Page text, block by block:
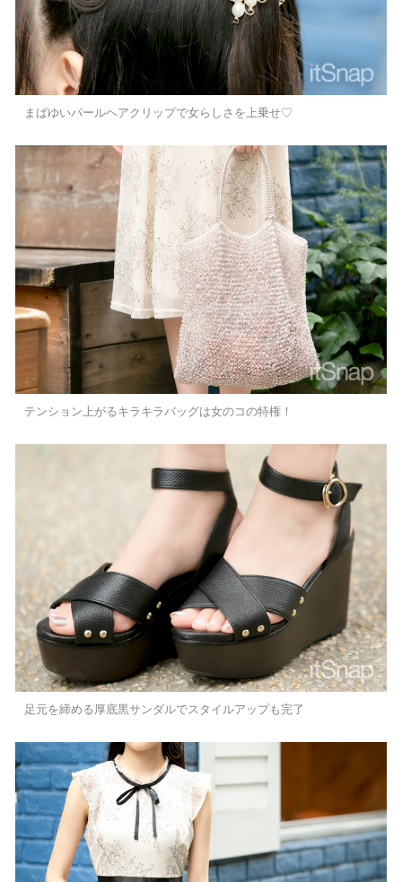
まばゆいパールヘアクリップで女らしさを上乗せ♡
テンション上がるキラキラバッグは女のコの特権！
足元を締める厚底黒サンダルでスタイルアップも完了